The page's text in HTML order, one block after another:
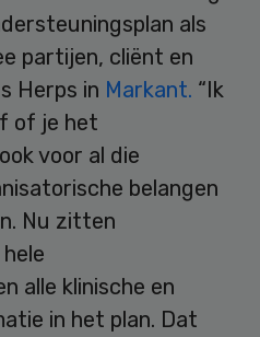
als
partijen, cliënt en
Herps in Markant. “Ik
of je het
voor al die
belangen
Nu zitten
alle klinische en
in het plan. Dat